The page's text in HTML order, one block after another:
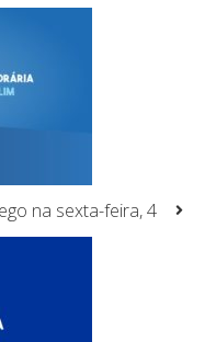
na sexta-feira, 4